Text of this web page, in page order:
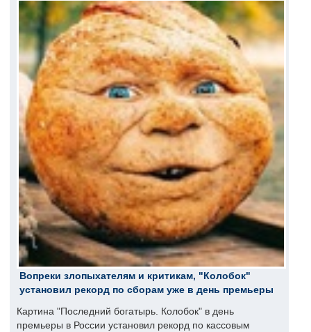
Вопреки злопыхателям и критикам, "Колобок"
установил рекорд по сборам уже в день премьеры
Картина "Последний богатырь. Колобок" в день
премьеры в России установил рекорд по кассовым